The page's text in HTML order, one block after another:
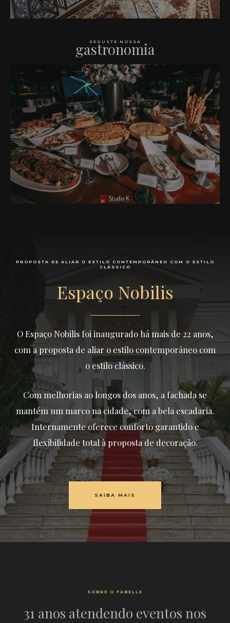
DEGUSTE NOSSA
gastronomia
PROPOSTA DE ALIAR O ESTILO CONTEMPORÂNEO COM O ESTILO
CLÁSSICO
Espaço Nobilis
O Espaço Nobilis foi inaugurado há mais de 22 anos,
com a proposta de aliar o estilo contemporâneo com
o estilo clássico.
Com melhorias ao longos dos anos, a fachada se
mantém um marco na cidade, com a bela escadaria.
Internamente oferece conforto garantido e
flexibilidade total à proposta de decoração.
SAIBA MAIS
SOBRE O FABELLE
31 anos atendendo eventos nos